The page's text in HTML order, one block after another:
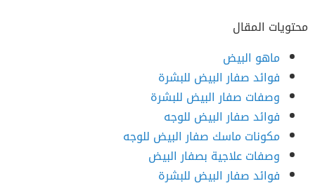
محتويات المقال
ماهو البيض
فوائد صفار البيض للبشرة
وصفات صفار البيض للبشرة
فوائد صفار البيض للوجه
مكونات ماسك صفار البيض للوجه
وصفات علاجية بصفار البيض
فوائد صفار البيض للبشرة